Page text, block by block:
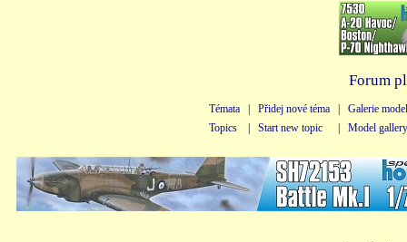
Forum
Témata Přidej nové téma
Galerie
Topics
Start new topic Model gallery